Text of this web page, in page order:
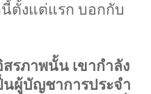
ตั้งแต่แรก บอกกับ
รภาพนั้น เขากำลัง
นผู้บัญชาการประจำ